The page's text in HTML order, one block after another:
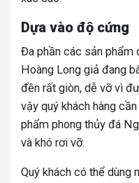
Dựa vào độ cứng
Đa phần các sản
Hoàng Long giả đang
đền rất giòn, dễ vỡ vì
vậy quý khách hàng
phẩm phong thủy đá
và khó rơi vỡ.
Quý khách có thể dùng